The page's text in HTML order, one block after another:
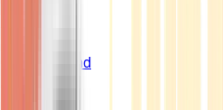
Live Bestand